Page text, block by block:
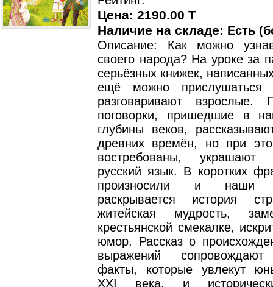
Цена: 2190.00 T
Наличие на складе: Есть
Описание: Как можно
своего народа? На уроке за
серьёзных книжек,
ещё можно
разговаривают взрослые.
поговорки, пришедшие в
глубины веков,
древних времён, но при
востребованы, украшают
русский язык. В коротких
произносили и наши
раскрывается история
житейская мудрость,
крестьянской смекалке,
юмор. Рассказ о
выражений сопровождают
факты, которые увлекут
XXI века, и